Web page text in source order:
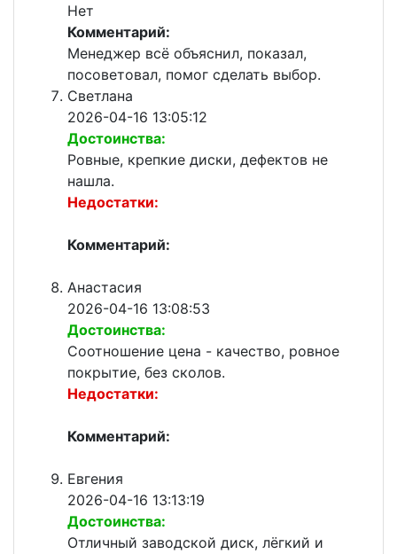
Нет
Комментарий:
Менеджер всё объяснил, показал,
посоветовал, помог сделать выбор.
Светлана
2026-04-16 13:05:12
Достоинства:
Ровные, крепкие диски, дефектов не
нашла.
Недостатки:
Комментарий:
Анастасия
2026-04-16 13:08:53
Достоинства:
Соотношение цена - качество, ровное
покрытие, без сколов.
Недостатки:
Комментарий:
Евгения
2026-04-16 13:13:19
Достоинства:
Отличный заводской диск, лёгкий и